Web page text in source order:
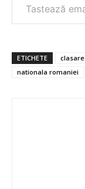
ETICHETE
nationala romaniei